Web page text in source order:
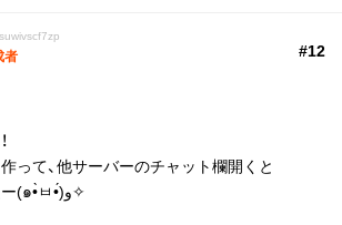
者 #12
って、他サーバーのチャット欄開くと
ちゃんと表示されたー(๑•̀ㅂ•́)و✧